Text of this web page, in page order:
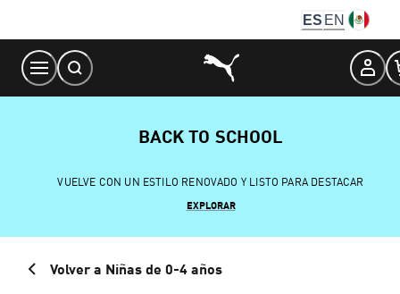
Content
ES EN
BACK TO SCHOOL
VUELVE CON UN ESTILO RENOVADO Y LISTO PARA DESTACAR
EXPLORAR
Volver a Niñas de 0-4 años